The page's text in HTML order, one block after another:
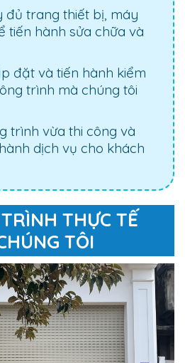
đủ trang thiết bị, máy
tiến hành sửa chữa và
đặt và tiến hành kiểm
trình mà chúng tôi
trình vừa thi công và
dịch vụ cho khách
THỰC TẾ
TÔI